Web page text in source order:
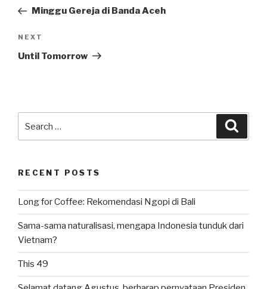
PostMinggu Gereja di Banda Aceh
Next
Post
NEXT
Until Tomorrow
for:
RECENT POSTS
Long for Coffee: Rekomendasi Ngopi di Bali
Sama-sama naturalisasi, mengapa Indonesia tunduk dari
Vietnam?
This 49